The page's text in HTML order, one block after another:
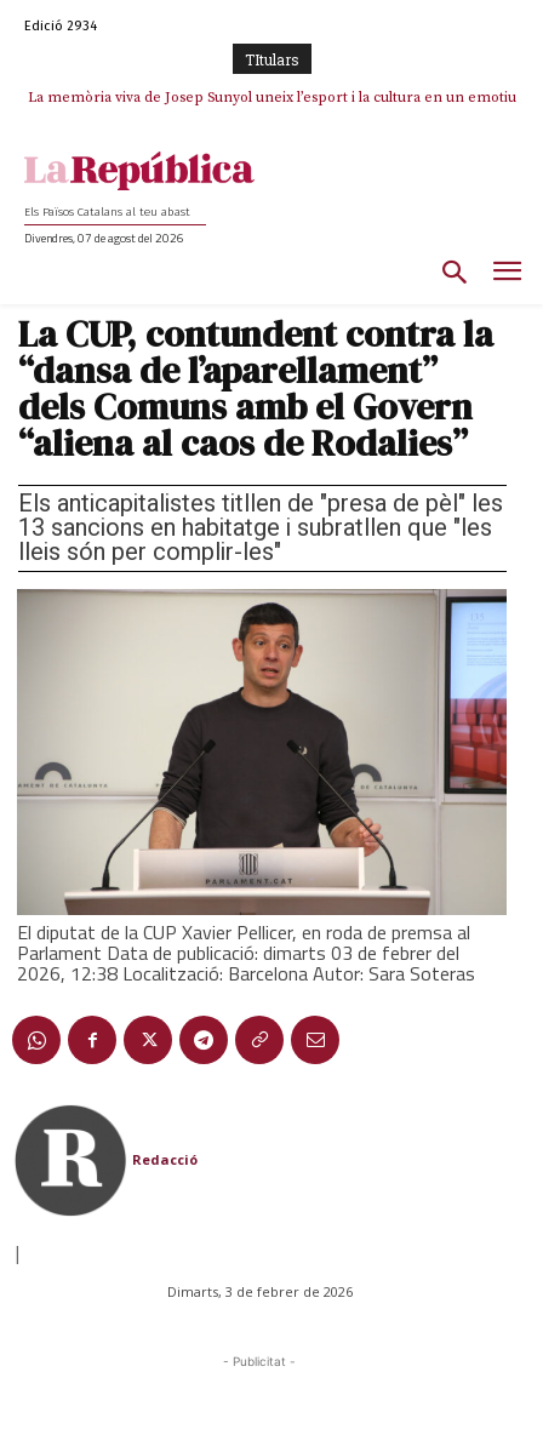
Edició 2934
TItulars
La memòria viva de Josep Sunyol uneix l’esport i la cultura en un emotiu
La “dignitat” a mitges de Marc Puigtió: renuncia a Girona pels àudios però
Els Països Catalans al teu abast
Divendres, 07 de agost del 2026
La CUP, contundent contra la
“dansa de l’aparellament”
dels Comuns amb el Govern
“aliena al caos de Rodalies”
Els anticapitalistes titllen de "presa de pèl" les
13 sancions en habitatge i subratllen que "les
lleis són per complir-les"
El diputat de la CUP Xavier Pellicer, en roda de premsa al
Parlament Data de publicació: dimarts 03 de febrer del
2026, 12:38 Localització: Barcelona Autor: Sara Soteras
Redacció
|
Dimarts, 3 de febrer de 2026
- Publicitat -